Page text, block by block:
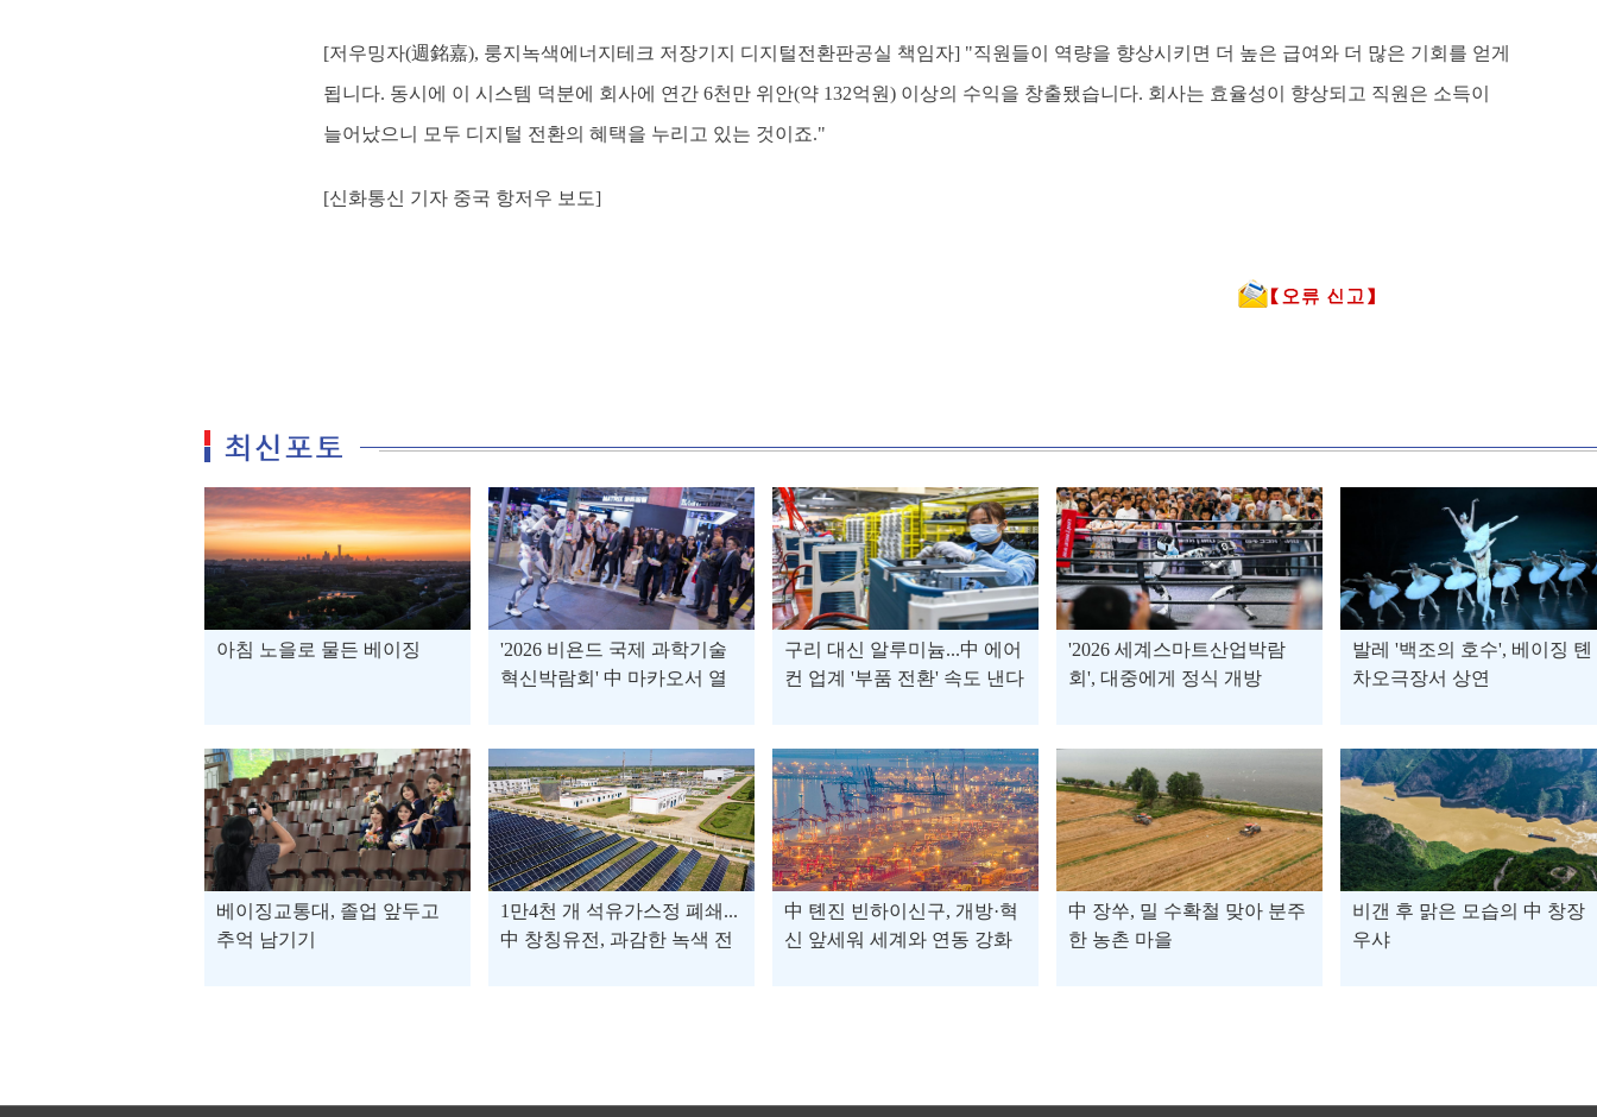
[저우밍자(週銘嘉), 룽지녹색에너지테크 저장기지 디지털전환판공실 책임자] "직원들이 역량을 향상시키면 더 높은 급여와 더 많은 기회를 얻게
됩니다. 동시에 이 시스템 덕분에 회사에 연간 6천만 위안(약 132억원) 이상의 수익을 창출됐습니다. 회사는 효율성이 향상되고 직원은 소득이
늘어났으니 모두 디지털 전환의 혜택을 누리고 있는 것이죠."
[신화통신 기자 중국 항저우 보도]
아침 노을로 물든 베이징
'2026 비욘드 국제 과학기술
혁신박람회' 中 마카오서 열
구리 대신 알루미늄...中 에어
컨 업계 '부품 전환' 속도 낸다
'2026 세계스마트산업박람
회', 대중에게 정식 개방
발레 '백조의 호수', 베이징 톈
차오극장서 상연
베이징교통대, 졸업 앞두고
추억 남기기
1만4천 개 석유가스정 폐쇄...
中 창칭유전, 과감한 녹색 전
中 톈진 빈하이신구, 개방·혁
신 앞세워 세계와 연동 강화
中 장쑤, 밀 수확철 맞아 분주
한 농촌 마을
비갠 후 맑은 모습의 中 창장
우샤